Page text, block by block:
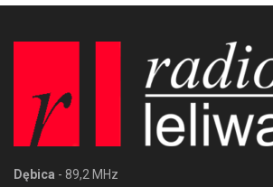
Dębica - 89,2 MHz